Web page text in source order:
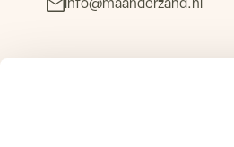
info@maanderzand.nl